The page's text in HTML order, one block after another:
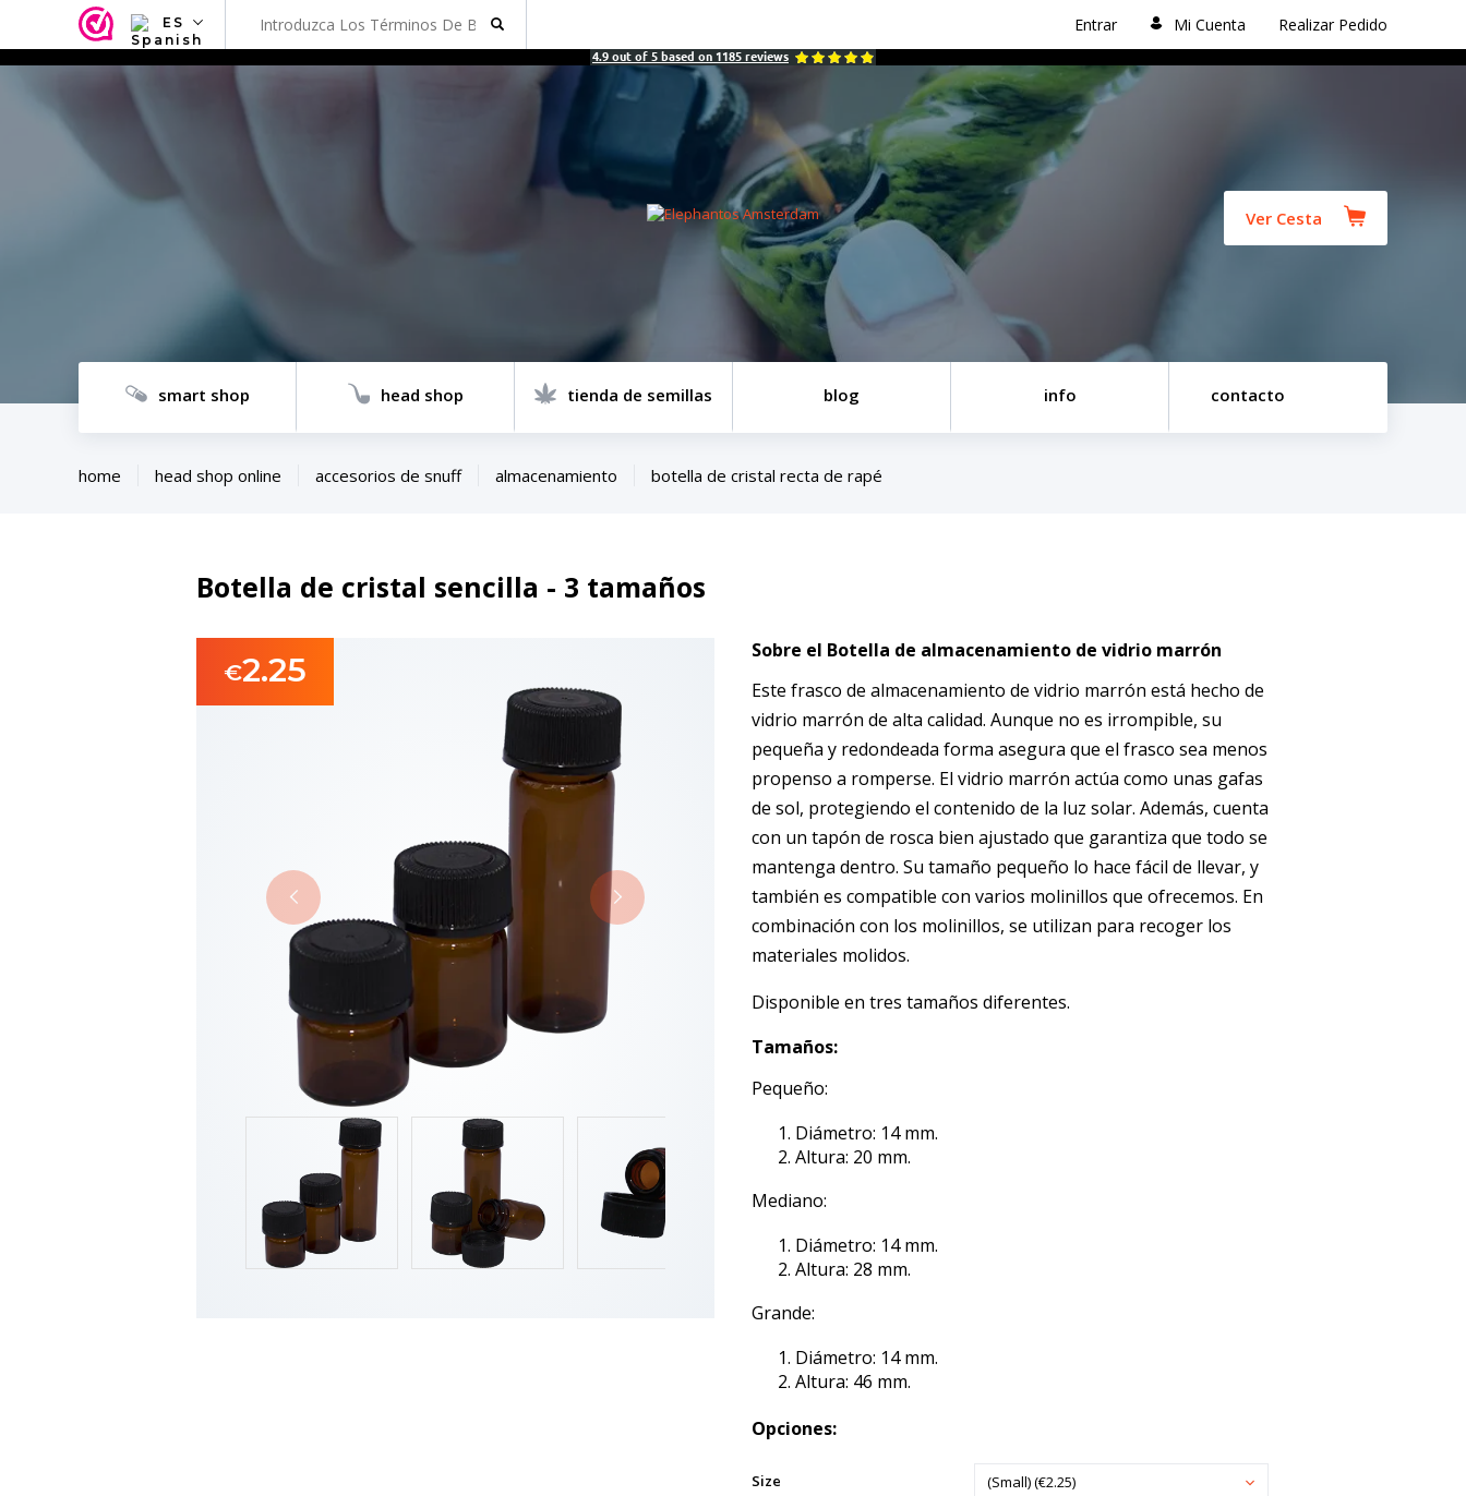
ES Entrar Mi Cuenta Realizar Pedido
4.9 out of 5 based on 1185 reviews
Ver Cesta
smart shop head shop tienda de semillas blog info contacto
home head shop online accesorios de snuff almacenamiento botella de cristal recta de rapé
Botella de cristal sencilla - 3 tamaños
€2.25
Sobre el Botella de almacenamiento de vidrio marrón
Este frasco de almacenamiento de vidrio marrón está hecho de
vidrio marrón de alta calidad. Aunque no es irrompible, su
pequeña y redondeada forma asegura que el frasco sea menos
propenso a romperse. El vidrio marrón actúa como unas gafas
de sol, protegiendo el contenido de la luz solar. Además, cuenta
con un tapón de rosca bien ajustado que garantiza que todo se
mantenga dentro. Su tamaño pequeño lo hace fácil de llevar, y
también es compatible con varios molinillos que ofrecemos. En
combinación con los molinillos, se utilizan para recoger los
materiales molidos.
Disponible en tres tamaños diferentes.
Tamaños:
Pequeño:
Diámetro: 14 mm.
Altura: 20 mm.
Mediano:
Diámetro: 14 mm.
Altura: 28 mm.
Grande:
Diámetro: 14 mm.
Altura: 46 mm.
Opciones:
Size (Small) (€2.25)